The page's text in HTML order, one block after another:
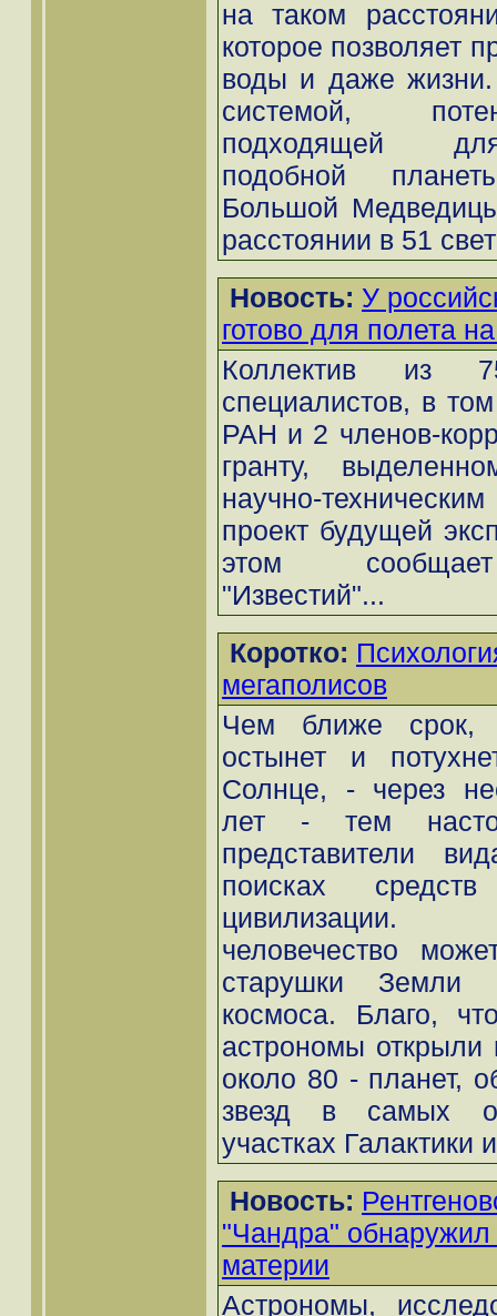
на таком
которое позволяет
воды и даже
системой,
подходящей
подобной
Большой
расстоянии в 51
Новость: У
готово для полета
Коллектив из
специалистов, в
РАН и 2 членов-
гранту,
научно-
проект будущей
этом
"Известий"...
Коротко:
мегаполисов
Чем ближе срок,
остынет и
Солнце, - через
лет - тем
представители
поисках
человечество
старушки Земли
космоса. Благо,
астрономы открыли
около 80 - планет,
звезд в самых
участках Галактики
Новость:
"Чандра"
материи
Астрономы,